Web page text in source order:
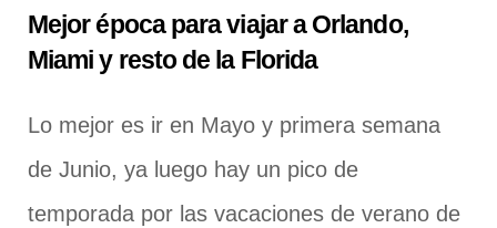
Mejor época para viajar a Orlando,
Miami y resto de la Florida
Lo mejor es ir en Mayo y primera semana
de Junio, ya luego hay un pico de
temporada por las vacaciones de verano de